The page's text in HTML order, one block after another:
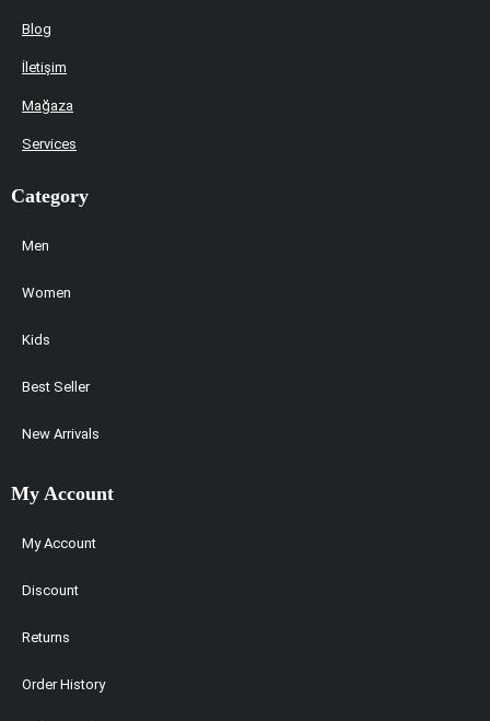
Blog
İletişim
Mağaza
Services
Category
Men
Women
Kids
Best Seller
New Arrivals
My Account
My Account
Discount
Returns
Order History